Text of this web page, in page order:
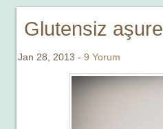
Glutensiz aşure
Jan 28, 2013 - 9 Yorum